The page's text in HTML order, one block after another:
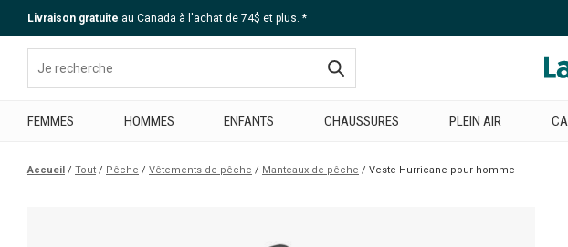
Livraison gratuite au Canada à l'achat de 74$ et plus. *
Aide
FEMMES HOMMES ENFANTS CHAUSSURES PLEIN AIR
Accueil Tout Pêche Vêtements de pêche Manteaux de pêche Veste Hurricane pour homme